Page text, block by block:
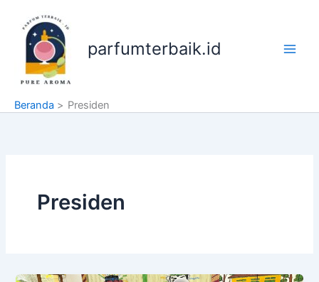
konten
parfumterbaik.id
Beranda Presiden
Presiden